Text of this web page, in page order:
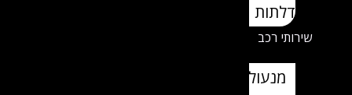
דלתות
שירותי רכב
מנעולן